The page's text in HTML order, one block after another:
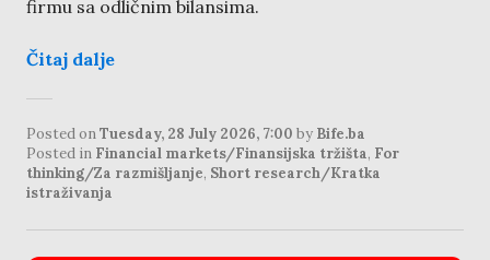
firmu sa odličnim bilansima.
Čitaj dalje
Posted onTuesday, 28 July 2026, 7:00 by Bife.ba
Posted in Financial markets/Finansijska tržišta, For
thinking/Za razmišljanje, Short research/Kratka
istraživanja